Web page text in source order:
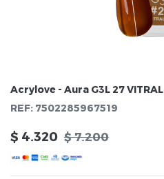
Acrylove - Aura G3L 27 VITRAL
REF: 7502285967519
$ 4.320 $7.200